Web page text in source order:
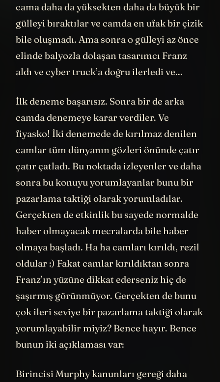
olarak kırıldı. Sonra bu araçta kullanılan
cama daha da yüksekten daha da büyük bir
gülleyi bıraktılar ve camda en ufak bir çizik
bile oluşmadı. Ama sonra o gülleyi az önce
elinde balyozla dolaşan tasarımcı Franz
İlk deneme başarısız. Sonra bir de arka
camda denemeye karar verdiler. Ve
fiyasko! İki denemede de kırılmaz denilen
camlar tüm dünyanın gözleri önünde çatır
çatır çatladı. Bu noktada izleyenler ve daha
sonra bu konuyu yorumlayanlar bunu bir
pazarlama taktiği olarak yorumladılar.
Gerçekten de etkinlik bu sayede normalde
haber olmayacak mecralarda bile haber
olmaya başladı. Ha ha camları kırıldı, rezil
oldular :) Fakat camlar kırıldıktan sonra
Franz’ın yüzüne dikkat ederseniz hiç de
şaşırmış görünmüyor. Gerçekten de bunu
çok ileri seviye bir pazarlama taktiği olarak
yorumlayabilir miyiz? Bence hayır. Bence